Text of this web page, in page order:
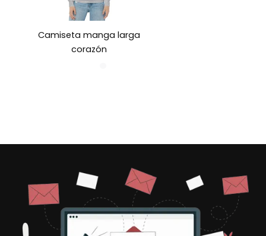
Camiseta manga larga
corazón